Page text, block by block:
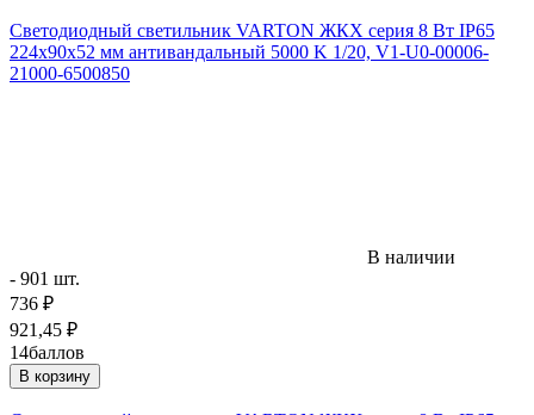
Светодиодный светильник VARTON ЖКХ серия 8 Вт IP65
224х90х52 мм антивандальный 5000 K 1/20, V1-U0-00006-
21000-6500850
В наличии
- 901 шт.
736 ₽
921,45 ₽
14баллов
В корзину